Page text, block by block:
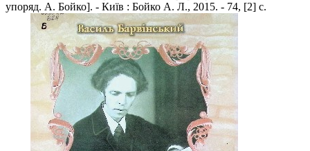
упоряд. А. Бойко]. - Київ : Бойко А. Л., 2015. - 74, [2] с.